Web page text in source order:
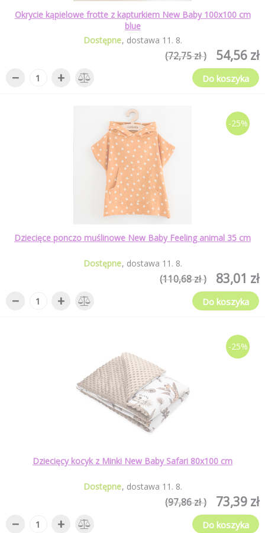
Okrycie kąpielowe frotte z kapturkiem New Baby 100x100 cm
blue
Dostępne dostawa 11 . 8.
54,56 zł
(72,75 zł )
− + Do koszyka
-25%
Dziecięce ponczo muślinowe New Baby Feeling animal 35 cm
Dostępne dostawa 11 . 8.
83,01 zł
(110,68 zł )
− + Do koszyka
-25%
Dziecięcy kocyk z Minki New Baby Safari 80x100 cm
Dostępne dostawa 11 . 8.
73,39 zł
(97,86 zł )
− + Do koszyka